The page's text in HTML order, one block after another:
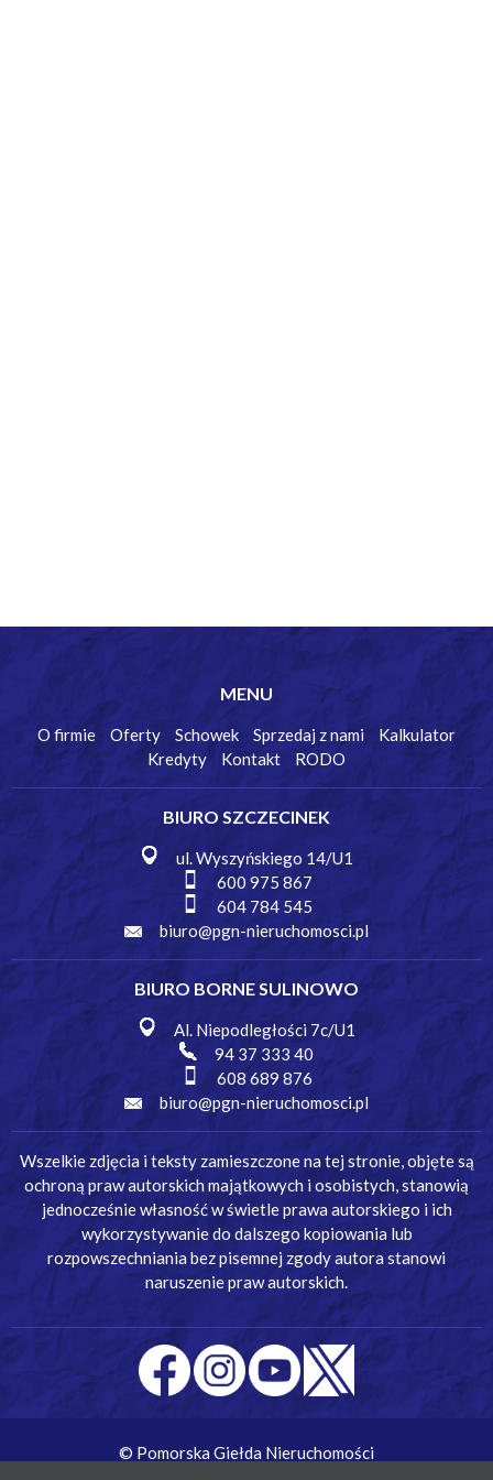
MENU
O firmie Oferty Schowek Sprzedaj z nami
Kalkulator
Kredyty
Kontakt RODO
BIURO SZCZECINEK
ul. Wyszyńskiego 14/U1
600 975 867
604 784 545
biuro@pgn-nieruchomosci.pl
BIURO BORNE SULINOWO
Al. Niepodległości 7c/U1
94 37 333 40
608 689 876
biuro@pgn-nieruchomosci.pl
Wszelkie zdjęcia i teksty zamieszczone na tej stronie, objęte są
ochroną praw autorskich majątkowych i osobistych, stanowią
jednocześnie własność w świetle prawa autorskiego i ich
wykorzystywanie do dalszego kopiowania lub
rozpowszechniania bez pisemnej zgody autora stanowi
naruszenie praw autorskich.
© Pomorska Giełda Nieruchomości